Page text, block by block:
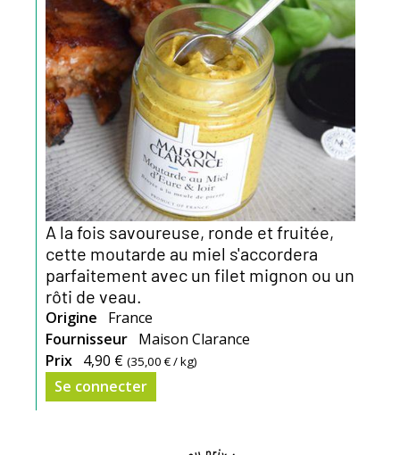
A la fois savoureuse, ronde et fruitée,
cette moutarde au miel s'accordera
parfaitement avec un filet mignon ou un
rôti de veau.
Origine
France
Fournisseur Maison Clarance
Prix 4,90 € (35,00 €/ kg)
Se connecter